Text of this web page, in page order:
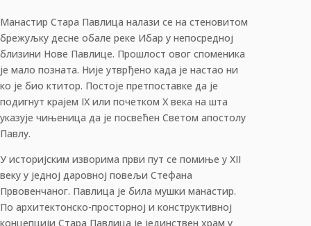
Манастир Стара Павлица налази се на стеновитом
брежуљку десне обале реке Ибар у непосредној
близини Нове Павлице. Прошлост овог споменика
је мало позната. Није утврђено када је настао ни
ко је био ктитор. Постоје претпоставке да је
подигнут крајем IX или почетком X века на шта
указује чињеница да је посвећен Светом апостолу
Павлу.
У историјским изворима први пут се помиње у XII
веку у једној даровној повељи Стефана
Првовенчаног. Павлица је била мушки манастир.
По архитектонско-просторној и конструктивној
концепцији Стара Павлица је јединствен храм у